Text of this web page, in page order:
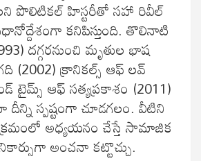
పొలిటికల్ హిస్టరీతో సహా రివీల్
కనిపిస్తుంది. తొలినాటి
దగ్గరనుంచి మృతుల భాష
(2002) క్రానికల్స్ ఆఫ్ లవ్
టైమ్స్ ఆఫ్ సత్యప్రకాశం (2011)
స్పష్టంగా చూడగలం. వీటిని
అధ్యయనం చేస్తే సామాజిక
అంచనా కట్టొచ్చు.